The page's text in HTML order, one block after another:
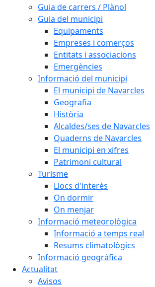
Guia de carrers / Plànol
Guia del municipi
Equipaments
Empreses i comerços
Entitats i associacions
Emergències
Informació del municipi
El municipi de Navarcles
Geografia
Història
Alcaldes/ses de Navarcles
Quaderns de Navarcles
El municipi en xifres
Patrimoni cultural
Turisme
Llocs d'interès
On dormir
On menjar
Informació meteorològica
Informació a temps real
Resums climatològics
Informació geogràfica
Actualitat
Avisos